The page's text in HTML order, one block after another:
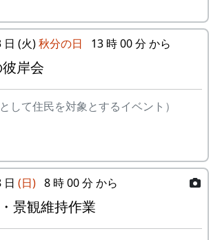
ポン四郎バ
⽔と太
1999
この町
1999
⾵〜棚
⽥'99〜
忘れた
くない
内の棚田地域を対象としたもの
年4月1日以降に撮影され、未
学会内に審査委員会を設け、公正
します
す
学会2025年度棚田学会総会
年8月予定）で発表します。
ラリーには、アナログ5コース、
があり、達成した人には以下の
れます。
に「博物館セット」
れなく「コンプリート賞」
マグネット（5個セット）
1回チャレンジ
ま田園空間博物館 特別展＞スタ
日 (火)秋分の日 13 時 00 分 から
岸会
して住民を対象とするイベント）
日 (日) 8 時 00 分 から
景観維持作業